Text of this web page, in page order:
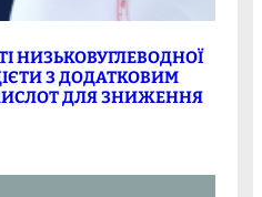
НИЗЬКОВУГЛЕВОДНОЇ
З ДОДАТКОВИМ
ДЛЯ ЗНИЖЕННЯ